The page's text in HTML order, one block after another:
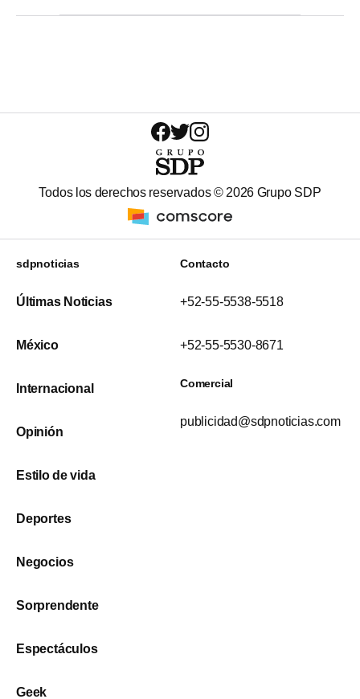
Todos los derechos reservados © 2026 Grupo SDP
sdpnoticias
Últimas Noticias
México
Internacional
Opinión
Estilo de vida
Deportes
Negocios
Sorprendente
Espectáculos
Geek
Contacto
+52-55-5538-5518
+52-55-5530-8671
Comercial
publicidad@sdpnoticias.com